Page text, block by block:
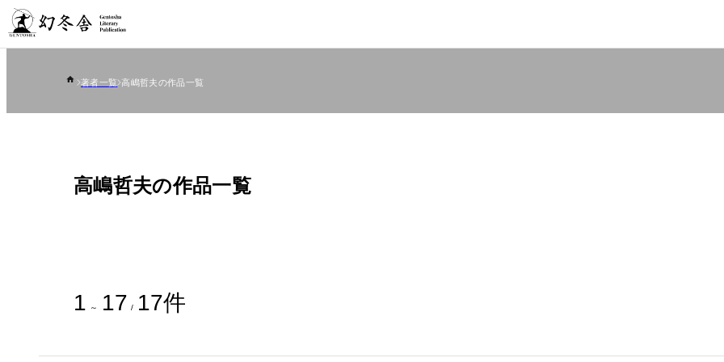
著者一覧 高嶋哲夫の作品一覧
高嶋哲夫の作品一覧
1 ～ 17 / 17件